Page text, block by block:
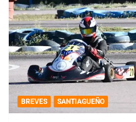
BREVES SANTIAGUEÑO